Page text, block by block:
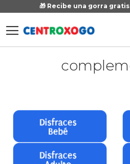
🎁 Recibe una gorra
Ir